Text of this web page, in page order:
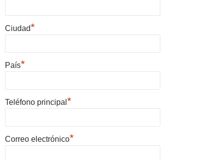
Ciudad*
País*
Teléfono principal *
Correo electrónico*